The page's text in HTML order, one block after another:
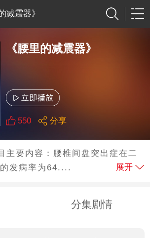
减震器》
《腰里的减震器》
550 分享
主要内容：腰椎间盘突出症在二
发病率为64....
展开
分集剧情